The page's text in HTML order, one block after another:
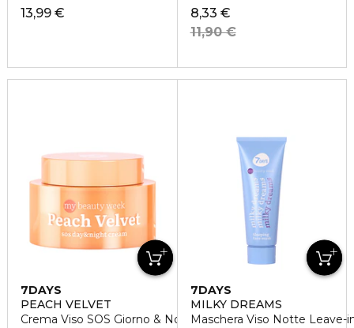
13,99 €
8,33 €
11,90 €
7DAYS
PEACH VELVET
Crema Viso SOS Giorno & Notte
7DAYS
MILKY DREAMS
Maschera Viso Notte Leave-